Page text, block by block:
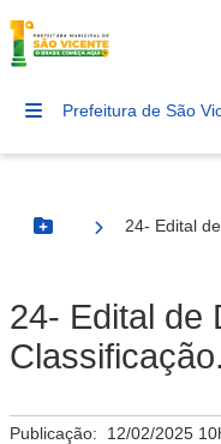
Prefeitura de São
Botão Menu
24- Edital
24- Edital de
Publicação: 12/02/2025